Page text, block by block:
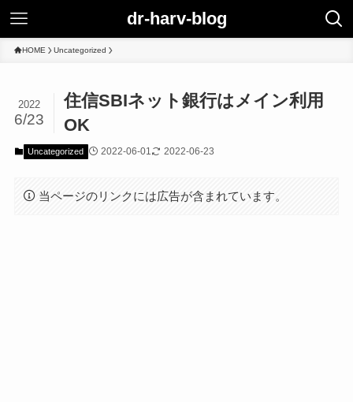
dr-harv-blog
HOME Uncategorized
住信SBIネット銀行はメイン利用
OK
2022
6/23
Uncategorized 2022-06-01 2022-06-23
当ページのリンクには広告が含まれています。